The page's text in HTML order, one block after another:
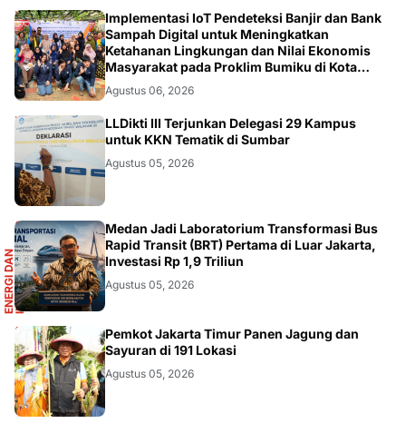
DIKBUDRISTEK
Implementasi IoT Pendeteksi Banjir dan Bank
Sampah Digital untuk Meningkatkan
Ketahanan Lingkungan dan Nilai Ekonomis
Masyarakat pada Proklim Bumiku di Kota
Tangerang
Agustus 06, 2026
DIKBUDRISTEK
LLDikti III Terjunkan Delegasi 29 Kampus
untuk KKN Tematik di Sumbar
Agustus 05, 2026
E
N
E
R
G
I
D
A
N
I
N
F
R
A
S
T
R
U
K
T
UR
Medan Jadi Laboratorium Transformasi Bus
Rapid Transit (BRT) Pertama di Luar Jakarta,
Investasi Rp 1,9 Triliun
Agustus 05, 2026
AKURATNEWS
Pemkot Jakarta Timur Panen Jagung dan
Sayuran di 191 Lokasi
Agustus 05, 2026